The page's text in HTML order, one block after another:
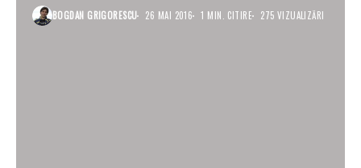
BOGDAN GRIGORESCU 26 MAI 2016 1 MIN. CITIRE 275 VIZUALIZĂRI